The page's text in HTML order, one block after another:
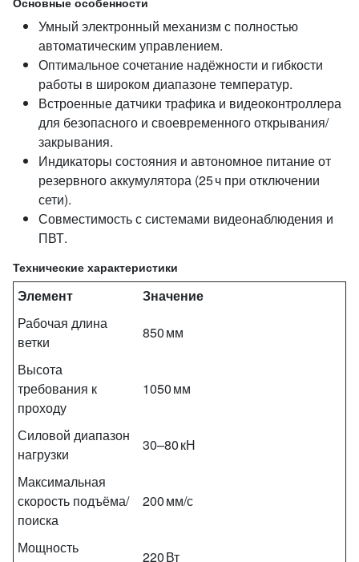
Умный электронный механизм с полностью
автоматическим управлением.
Оптимальное сочетание надёжности и гибкости
работы в широком диапазоне температур.
Встроенные датчики трафика и видеоконтроллера
для безопасного и своевременного открывания/
закрывания.
Индикаторы состояния и автономное питание от
резервного аккумулятора (25 ч при отключении
сети).
Совместимость с системами видеонаблюдения и
ПВТ.
Технические характеристики
Элемент
Значение
Рабочая длина
ветки
850 мм
Высота
требования к
проходу
1050 мм
Силовой диапазон
нагрузки
30–80 кН
Максимальная
скорость подъёма/
поиска
200 мм/с
Мощность
220 Вт